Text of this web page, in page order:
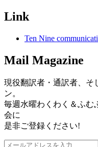
Link
Ten Nine
Mail Magazine
現役翻訳者・通訳者、そ
ン。
毎週水曜わくわく＆ふむ
会に
是非ご登録ください!